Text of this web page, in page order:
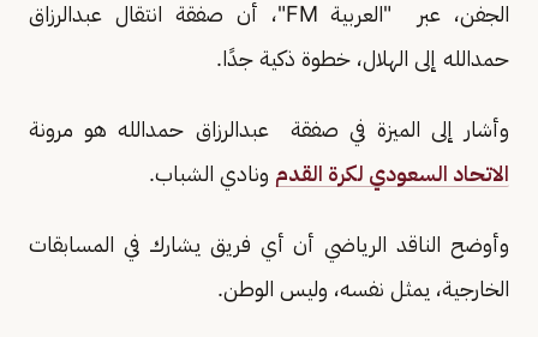
الجفن، عبر "العربية FM"، أن صفقة انتقال عبدالرزاق
حمدالله إلى الهلال، خطوة ذكية جدًا.
وأشار إلى الميزة في صفقة عبدالرزاق حمدالله هو مرونة
الاتحاد السعودي لكرة القدم ونادي الشباب.
وأوضح الناقد الرياضي أن أي فريق يشارك في المسابقات
الخارجية، يمثل نفسه، وليس الوطن.